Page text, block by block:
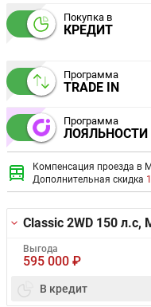
Покупка в
КРЕДИТ
Программа
TRADE IN
Программа
ЛОЯЛЬНОСТИ
Компенсация проезда в
Дополнительная скидка
Classic 2WD 150 л.с,
Выгода
595 000 ₽
В кредит